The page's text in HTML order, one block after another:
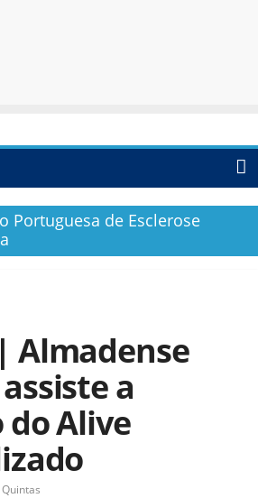
Portuguesa de Esclerose
Almadense
a
Alive